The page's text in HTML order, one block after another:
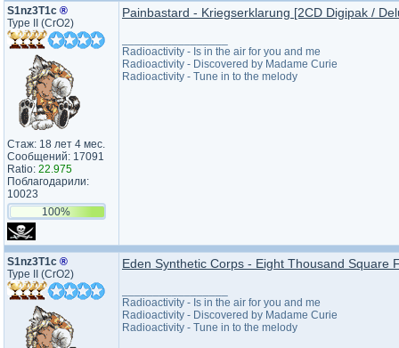
S1nz3T1c ®
Type II (CrO2)
Стаж: 18 лет 4 мес.
Сообщений: 17091
Ratio: 22.975
Поблагодарили:
10023
100%
Painbastard - Kriegserklarung [2CD Digipak /
Radioactivity - Is in the air for you and me
Radioactivity - Discovered by Madame Curie
Radioactivity - Tune in to the melody
S1nz3T1c ®
Type II (CrO2)
Eden Synthetic Corps - Eight Thousand Square
Radioactivity - Is in the air for you and me
Radioactivity - Discovered by Madame Curie
Radioactivity - Tune in to the melody